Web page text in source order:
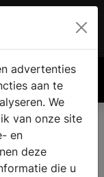
€ 0.00
advertenties
aan te
We
van onze site
en
deze
die u